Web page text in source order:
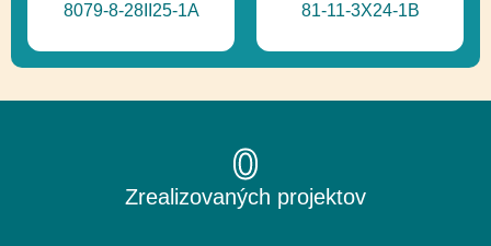
8079-8-28II25-1A 81-11-3X24-1B
Zrealizovaných projektov
0